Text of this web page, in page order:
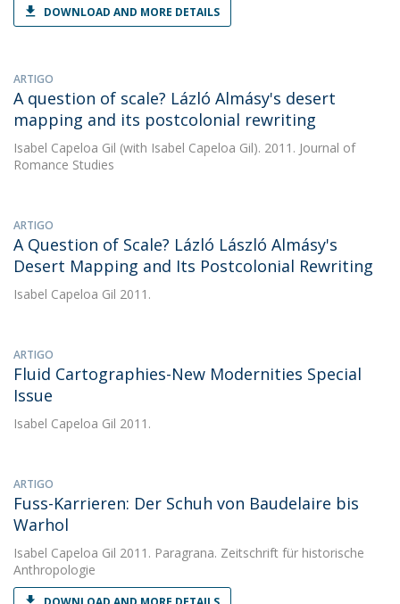
DOWNLOAD AND MORE DETAILS
ARTIGO
A question of scale? Lázló Almásy's desert
mapping and its postcolonial rewriting
Isabel Capeloa Gil (with Isabel Capeloa Gil). 2011. Journal of
Romance Studies
ARTIGO
A Question of Scale? Lázló László Almásy's
Desert Mapping and Its Postcolonial Rewriting
Isabel Capeloa Gil 2011.
ARTIGO
Fluid Cartographies-New Modernities Special
Issue
Isabel Capeloa Gil 2011.
ARTIGO
Fuss-Karrieren: Der Schuh von Baudelaire bis
Warhol
Isabel Capeloa Gil 2011. Paragrana. Zeitschrift für historische
Anthropologie